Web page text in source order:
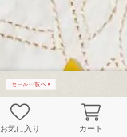
お気に入り カート